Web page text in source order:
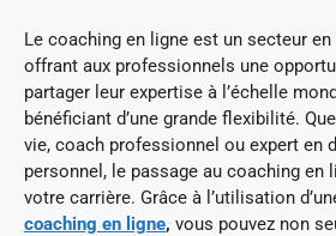
Le coaching en ligne est un secteur
offrant aux professionnels une
partager leur expertise à l’échelle
bénéficiant d’une grande flexibilité.
vie, coach professionnel ou expert en
personnel, le passage au coaching en
votre carrière. Grâce à l’utilisation
coaching en ligne, vous pouvez non